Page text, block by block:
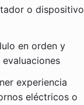
o dispositivo
en orden y
experiencia
eléctricos o